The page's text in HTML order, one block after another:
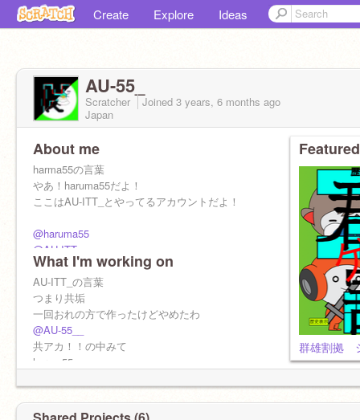
Create Explore Ideas
AU-55_
Scratcher Joined 3 years, 6 months ago
Japan
About me
harma55の言葉
やあ！haruma55だよ！
ここはAU-ITT_とやってるアカウントだよ！
@haruma55
@AU-ITT_
What I'm working on
AU-ITT_の言葉
つまり共垢
一回おれの方で作ったけどやめたわ
@AU-55__
共アカ！！の中みて
harma55へ
@hasu-713
↑フォローしてぇぇぇぇええぇぇぇぇエエェ